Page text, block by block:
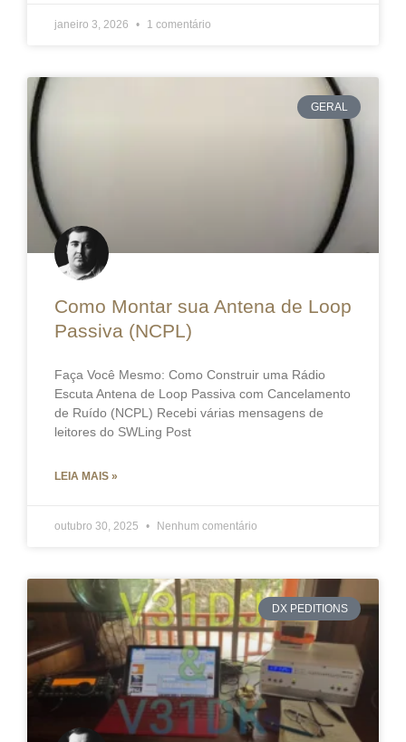
janeiro 3, 2026 1 comentário
GERAL
Como Montar sua Antena de Loop
Passiva (NCPL)
Faça Você Mesmo: Como Construir uma Rádio
Escuta Antena de Loop Passiva com Cancelamento
de Ruído (NCPL) Recebi várias mensagens de
leitores do SWLing Post
LEIA MAIS »
outubro 30, 2025 Nenhum comentário
DX PEDITIONS